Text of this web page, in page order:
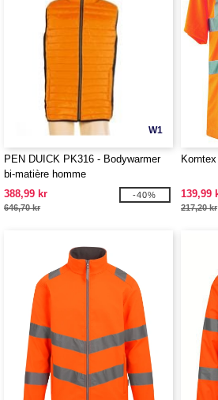
W1
PEN DUICK PK316 - Bodywarmer
bi-matière homme
388,99 kr
646,70 kr
-40% 139,99
217,20 kr